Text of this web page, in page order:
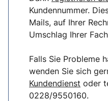
Kundennummer.
Mails, auf Ihrer
Umschlag Ihrer
Falls Sie Probleme
wenden Sie sich
Kundendienst oder
0228/9550160.